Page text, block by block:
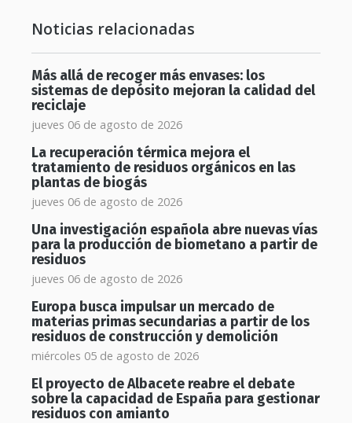
Noticias relacionadas
Más allá de recoger más envases: los
sistemas de depósito mejoran la calidad del
reciclaje
jueves 06 de agosto de 2026
La recuperación térmica mejora el
tratamiento de residuos orgánicos en las
plantas de biogás
jueves 06 de agosto de 2026
Una investigación española abre nuevas vías
para la producción de biometano a partir de
residuos
jueves 06 de agosto de 2026
Europa busca impulsar un mercado de
materias primas secundarias a partir de los
residuos de construcción y demolición
miércoles 05 de agosto de 2026
El proyecto de Albacete reabre el debate
sobre la capacidad de España para gestionar
residuos con amianto